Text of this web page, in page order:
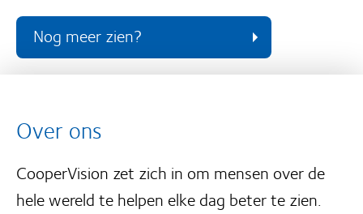
Nog meer zien?
Over ons
CooperVision zet zich in om mensen over de
hele wereld te helpen elke dag beter te zien.